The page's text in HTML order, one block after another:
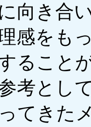
向き合
感をも
ること
考とし
てきた